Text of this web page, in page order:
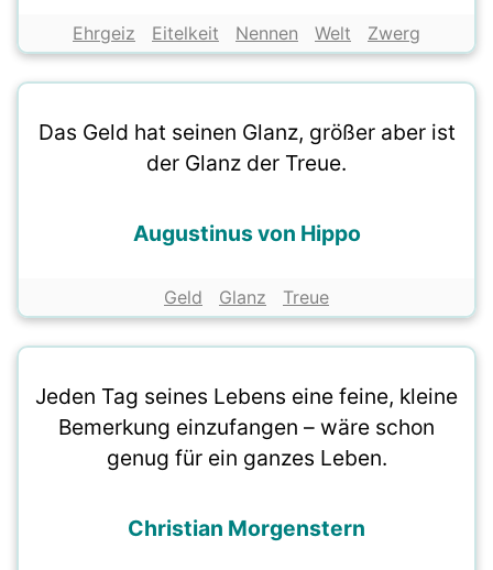
Ehrgeiz Eitelkeit Nennen Welt Zwerg
Das Geld hat seinen Glanz, größer aber ist
der Glanz der Treue.
Augustinus von Hippo
Geld Glanz Treue
Jeden Tag seines Lebens eine feine, kleine
Bemerkung einzufangen – wäre schon
genug für ein ganzes Leben.
Christian Morgenstern